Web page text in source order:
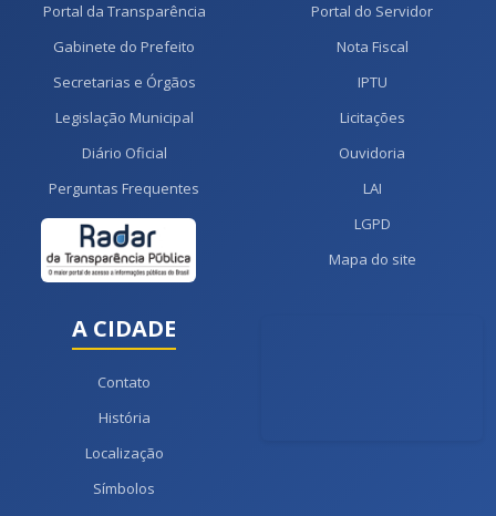
Portal da Transparência
Gabinete do Prefeito
Secretarias e Órgãos
Legislação Municipal
Diário Oficial
Perguntas Frequentes
Portal do Servidor
Nota Fiscal
IPTU
Licitações
Ouvidoria
LAI
LGPD
Mapa do site
A CIDADE
Contato
História
Localização
Símbolos